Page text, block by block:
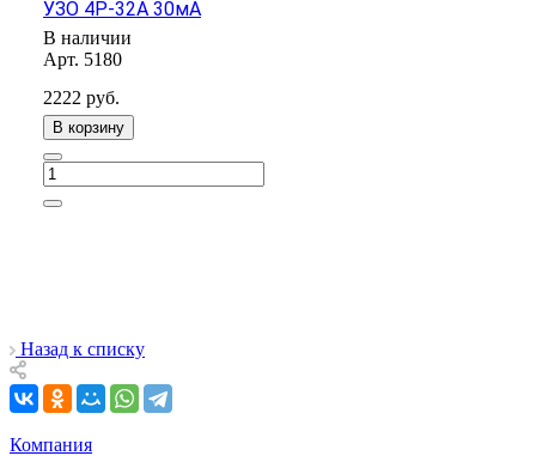
УЗО 4Р-32А 30мА
В наличии
Арт. 5180
2222 руб.
В корзину
Назад к списку
Компания